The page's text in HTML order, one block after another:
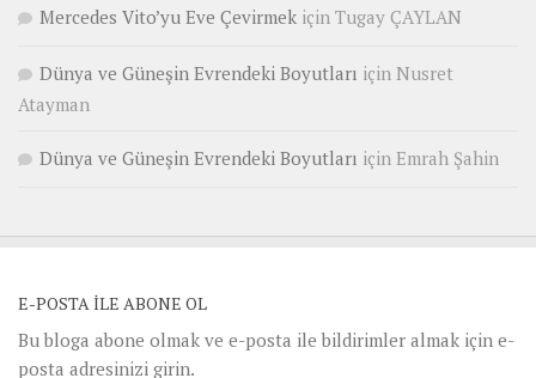
Mercedes Vito’yu Eve Çevirmek için Tugay ÇAYLAN
Dünya ve Güneşin Evrendeki Boyutları için Nusret
Atayman
Dünya ve Güneşin Evrendeki Boyutları için Emrah Şahin
E-POSTA ILE ABONE OL
Bu bloga abone olmak ve e-posta ile bildirimler almak için e-
posta adresinizi girin.